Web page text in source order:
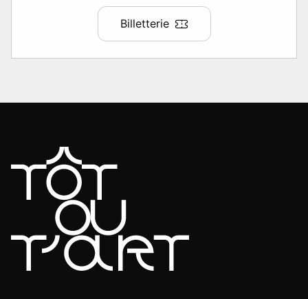
Billetterie